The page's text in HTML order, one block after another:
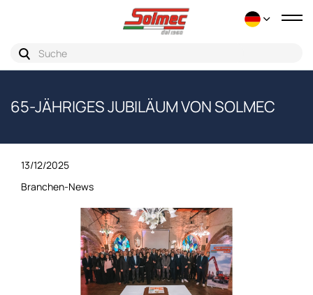
65-JÄHRIGES JUBILÄUM VON SOLMEC
13/12/2025
Branchen-News